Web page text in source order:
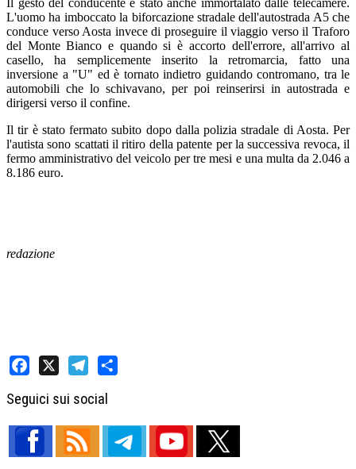
L'uomo ha imboccato la biforcazione stradale dell'autostrada A5 che
conduce verso Aosta invece di proseguire il viaggio verso il Traforo
del Monte Bianco e quando si è accorto dell'errore, all'arrivo al
casello, ha semplicemente inserito la retromarcia, fatto una
inversione a "U" ed è tornato indietro guidando contromano, tra le
automobili che lo schivavano, per poi reinserirsi in autostrada e
dirigersi verso il confine.
Il tir è stato fermato subito dopo dalla polizia stradale di Aosta. Per
l'autista sono scattati il ritiro della patente per la successiva revoca, il
fermo amministrativo del veicolo per tre mesi e una multa da 2.046 a
8.186 euro.
redazione
Seguici sui social